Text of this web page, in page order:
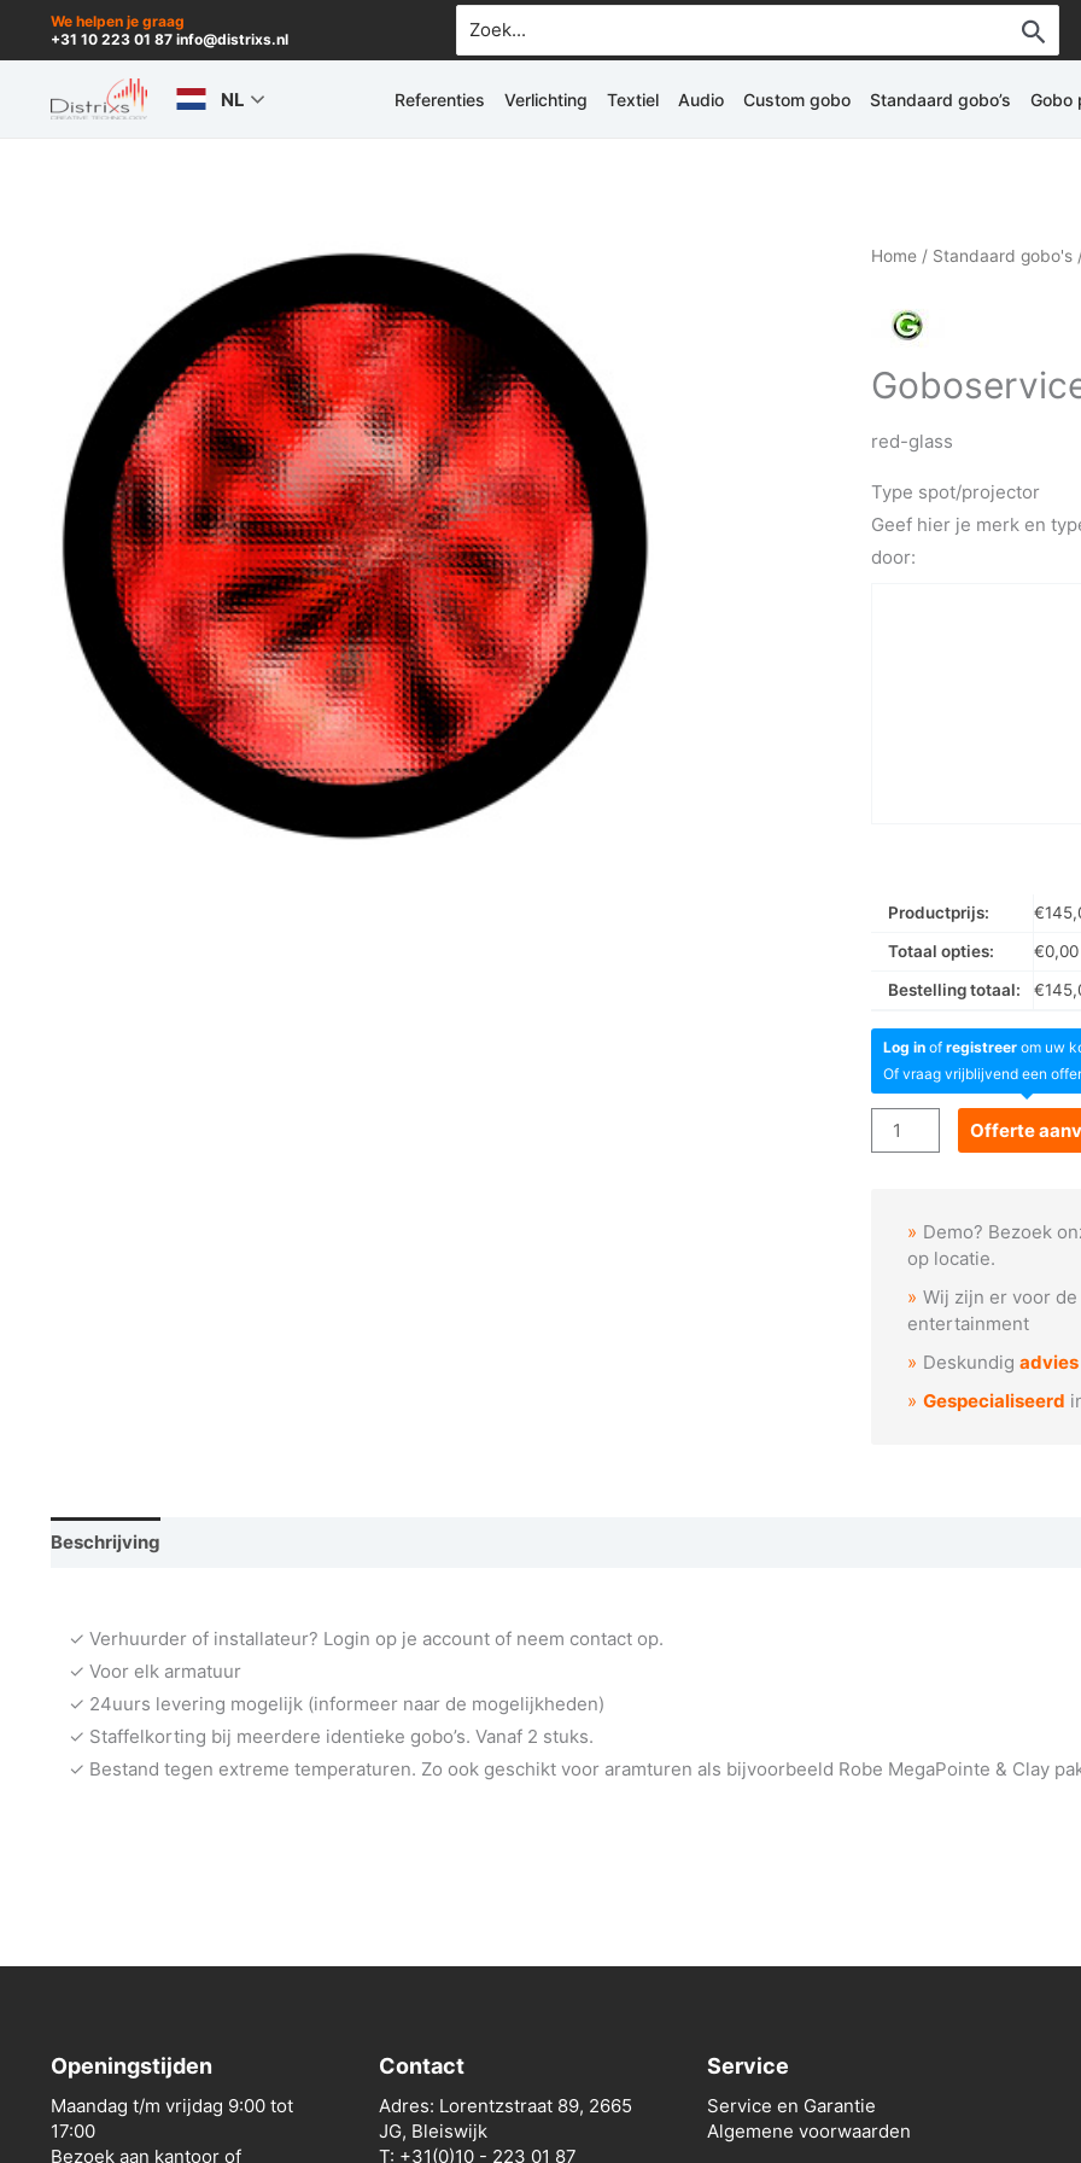
inhoud
We helpen je graag
+31 10 223 01 87 info@distrixs.nl
Zoek
naar:
NL Referenties Verlichting Textiel Audio Custom gobo Standaard gobo’s Gobo
Home / Standaard gobo's
red-glass
Type spot/projector
Geef hier je merk en
door:
Productprijs: €
Totaal opties:
€0,00
Bestelling totaal:
€
Log in ofregistreer om uw
Of vraag vrijblijvend een
Goboservice
-
glazen
textuur
Offerte
Demo? Bezoek
op locatie.
Wij zijn er voor
entertainment
Deskundig
Gespecialiseerd
Beschrijving
✓ Verhuurder of installateur? Login op je account of neem contact op.
✓ Voor elk armatuur
✓ 24uurs levering mogelijk (informeer naar de mogelijkheden)
✓ Staffelkorting bij meerdere identieke gobo’s. Vanaf 2 stuks.
✓ Bestand tegen extreme temperaturen. Zo ook geschikt voor aramturen als bijvoorbeeld Robe MegaPointe & Clay
Openingstijden
Maandag t/m vrijdag 9:00 tot
17:00
Bezoek aan kantoor of
Contact
Adres: Lorentzstraat 89, 2665
JG, Bleiswijk
T: +31(0)10 - 223 01 87
Service
Service en Garantie
Algemene voorwaarden